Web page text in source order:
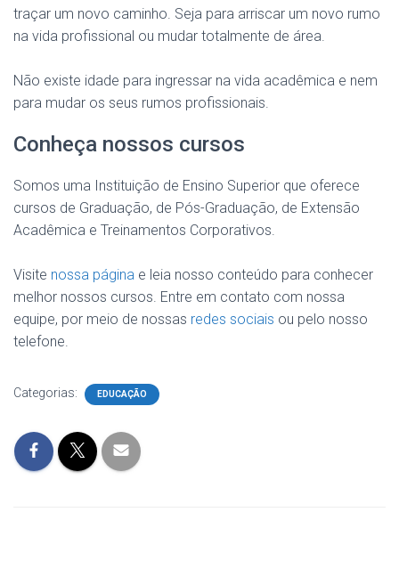
traçar um novo caminho. Seja para arriscar um novo rumo
na vida profissional ou mudar totalmente de área.
Não existe idade para ingressar na vida acadêmica e nem
para mudar os seus rumos profissionais.
Conheça nossos cursos
Somos uma Instituição de Ensino Superior que oferece
cursos de Graduação, de Pós-Graduação, de Extensão
Acadêmica e Treinamentos Corporativos.
Visite nossa página e leia nosso conteúdo para conhecer
melhor nossos cursos. Entre em contato com nossa
equipe, por meio de nossas redes sociais ou pelo nosso
telefone.
Categorias: EDUCAÇÃO